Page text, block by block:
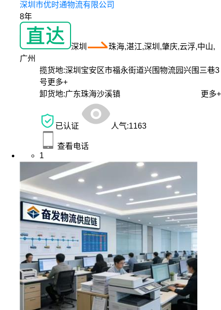
深圳市优时通物流有限公司
8年
深圳
珠海,湛江,深圳,肇庆,云浮,中山,
广州
揽货地:深圳宝安区市福永街道兴围物流园兴围三巷3
号更多+
卸货地:广东珠海沙溪镇 更多+
已认证 人气:1163
查看电话
1